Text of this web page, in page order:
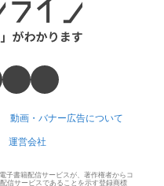
動画・バナー広告について
運営会社
子書籍配信サービスが、著作権者からコ
信サービスであることを示す登録商標